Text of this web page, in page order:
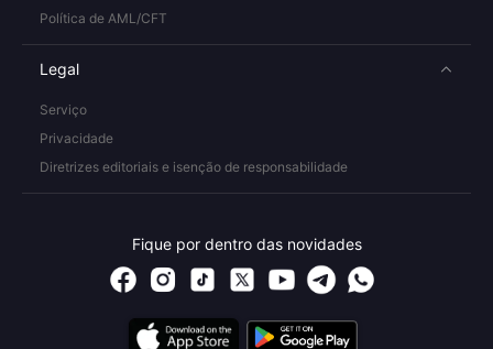
Política de AML/CFT
Legal
Serviço
Privacidade
Diretrizes editoriais e isenção de responsabilidade
Fique por dentro das novidades